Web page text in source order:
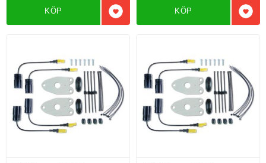
Lägg till i favoriter
KÖP KÖP